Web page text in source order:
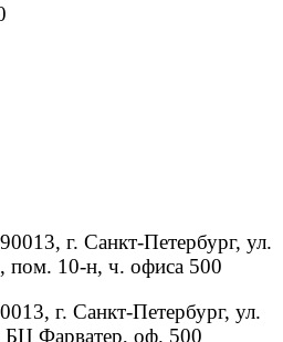
г. Санкт-Петербург, ул.
пом. 10-н, ч. офиса 500
г. Санкт-Петербург, ул.
БЦ Фарватер, оф. 500